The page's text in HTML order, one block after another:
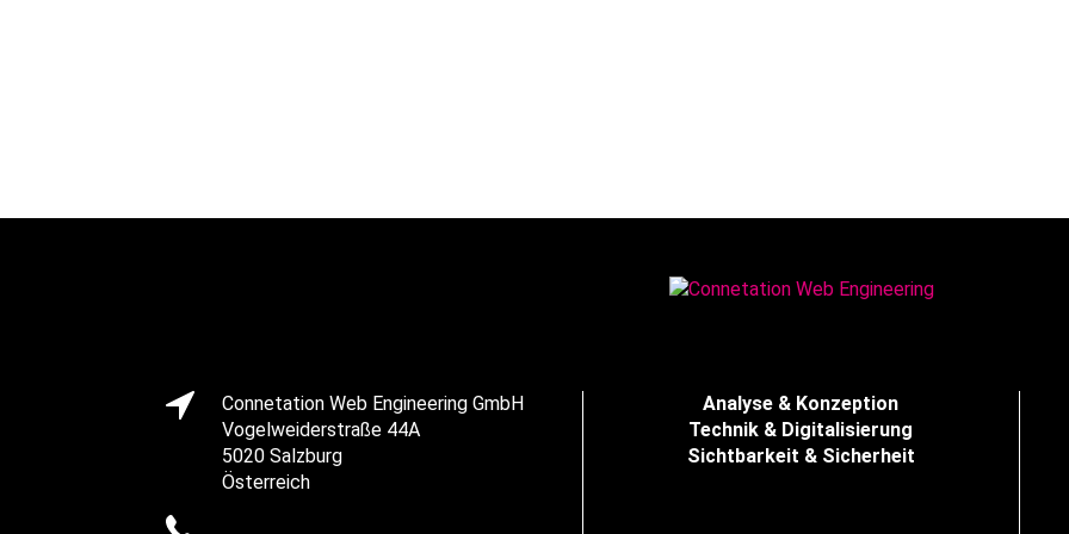
Connetation Web Engineering GmbH
Vogelweiderstraße 44A
5020 Salzburg
Österreich
Analyse & Konzeption
Technik & Digitalisierung
Sichtbarkeit & Sicherheit